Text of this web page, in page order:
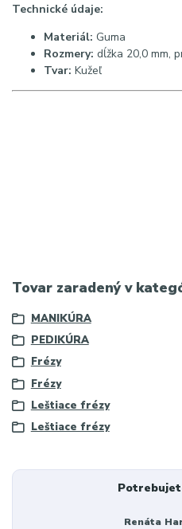
Technické údaje:
Materiál: Guma
Rozmery: dĺžka 20,0 mm,
Tvar: Kužeľ
Tovar zaradený v
MANIKÚRA
PEDIKÚRA
Frézy
Frézy
Leštiace frézy
Leštiace frézy
Renáta